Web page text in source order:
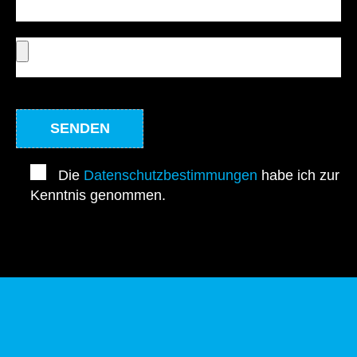
Die Datenschutzbestimmungen habe ich zur
Kenntnis genommen.